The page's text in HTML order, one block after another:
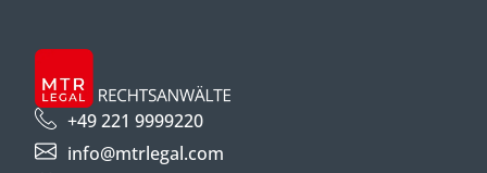
+49 221 9999220
info@mtrlegal.com